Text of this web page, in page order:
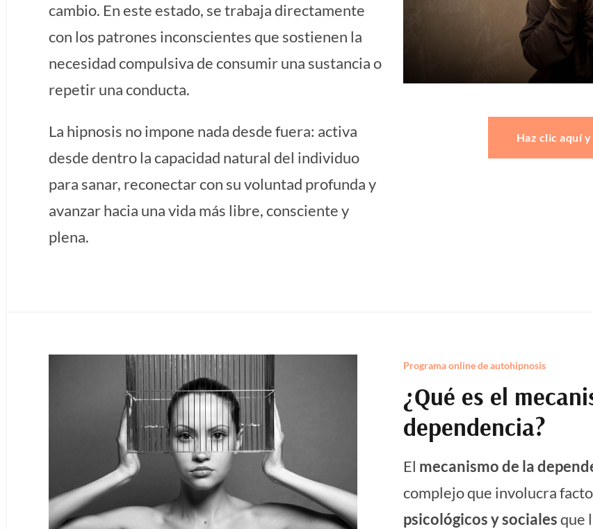
cambio. En este estado, se trabaja directamente
con los patrones inconscientes que sostienen la
necesidad compulsiva de consumir una sustancia o
repetir una conducta.
La hipnosis no impone nada desde fuera: activa
desde dentro la capacidad natural del individuo
para sanar, reconectar con su voluntad profunda y
avanzar hacia una vida más libre, consciente y
plena.
Haz clic aquí
Programa online de autohipnosis
¿Qué es el
dependencia?
El mecanismo de la
complejo que involucra
psicológicos y socialesque